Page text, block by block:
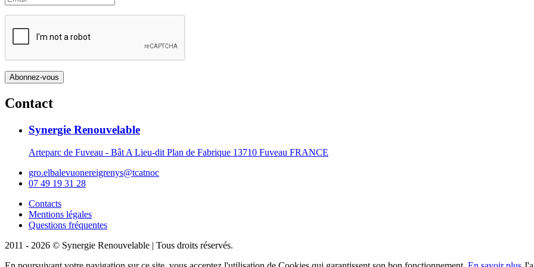
Contact
Synergie Renouvelable
Arteparc de Fuveau - Bât A Lieu-dit Plan de Fabrique 13710 Fuveau FRANCE
gro.elbalevuonereigrenys@tcatnoc
07 49 19 31 28
Contacts
Mentions légales
Questions fréquentes
2011 - 2026 © Synergie Renouvelable | Tous droits réservés.